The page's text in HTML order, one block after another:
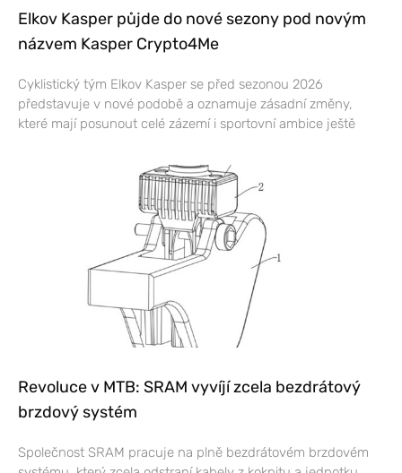
Elkov Kasper půjde do nové sezony pod novým
názvem Kasper Crypto4Me
Cyklistický tým Elkov Kasper se před sezonou 2026
představuje v nové podobě a oznamuje zásadní změny,
které mají posunout celé zázemí i sportovní ambice ještě
Revoluce v MTB: SRAM vyvíjí zcela bezdrátový
brzdový systém
Společnost SRAM pracuje na plně bezdrátovém brzdovém